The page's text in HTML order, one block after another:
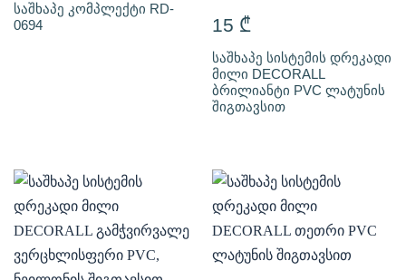
საშხაპე კომპლექტი RD-
0694
15 ₾
საშხაპე სისტემის დრეკადი
მილი DECORALL
ბრილიანტი PVC ლატუნის
შიგთავსით